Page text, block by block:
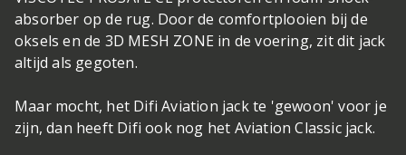
absorber op de rug. Door de comfortplooien bij de
oksels en de 3D MESH ZONE in de voering, zit dit jack
altijd als gegoten.
Maar mocht, het Difi Aviation jack te 'gewoon' voor je
zijn, dan heeft Difi ook nog het Aviation Classic jack.